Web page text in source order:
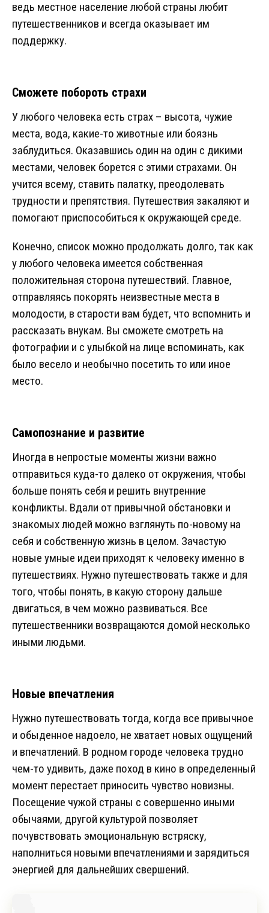
ведь местное население любой страны любит
путешественников и всегда оказывает им
поддержку.
Сможете побороть страхи
У любого человека есть страх – высота, чужие
места, вода, какие-то животные или боязнь
заблудиться. Оказавшись один на один с дикими
местами, человек борется с этими страхами. Он
учится всему, ставить палатку, преодолевать
трудности и препятствия. Путешествия закаляют и
помогают приспособиться к окружающей среде.
Конечно, список можно продолжать долго, так как
у любого человека имеется собственная
положительная сторона путешествий. Главное,
отправляясь покорять неизвестные места в
молодости, в старости вам будет, что вспомнить и
рассказать внукам. Вы сможете смотреть на
фотографии и с улыбкой на лице вспоминать, как
было весело и необычно посетить то или иное
место.
Самопознание и развитие
Иногда в непростые моменты жизни важно
отправиться куда-то далеко от окружения, чтобы
больше понять себя и решить внутренние
конфликты. Вдали от привычной обстановки и
знакомых людей можно взглянуть по-новому на
себя и собственную жизнь в целом. Зачастую
новые умные идеи приходят к человеку именно в
путешествиях. Нужно путешествовать также и для
того, чтобы понять, в какую сторону дальше
двигаться, в чем можно развиваться. Все
путешественники возвращаются домой несколько
иными людьми.
Новые впечатления
Нужно путешествовать тогда, когда все привычное
и обыденное надоело, не хватает новых ощущений
и впечатлений. В родном городе человека трудно
чем-то удивить, даже поход в кино в определенный
момент перестает приносить чувство новизны.
Посещение чужой страны с совершенно иными
обычаями, другой культурой позволяет
почувствовать эмоциональную встряску,
наполниться новыми впечатлениями и зарядиться
энергией для дальнейших свершений.